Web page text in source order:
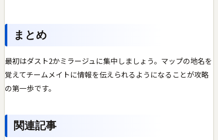
まとめ
最初はダスト2かミラージュに集中しましょう。マップの地名を
覚えてチームメイトに情報を伝えられるようになることが攻略
の第一歩です。
関連記事